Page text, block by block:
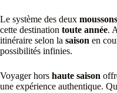
Le système des deux moussons
cette destination toute année.
itinéraire selon la saison en
possibilités infinies.
Voyager hors haute saison
une expérience authentique.